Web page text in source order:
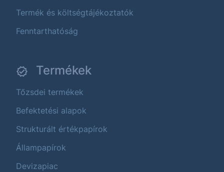
Termék és költségtájékoztatók
Fenntarthatóság
Termékek
Tőzsdei termékek
Befektetési alapok
Strukturált értékpapírok
Állampapírok
Devizapiac